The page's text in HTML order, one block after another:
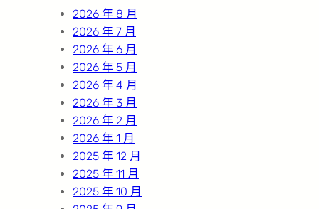
2026 年 8 月
2026 年 7 月
2026 年 6 月
2026 年 5 月
2026 年 4 月
2026 年 3 月
2026 年 2 月
2026 年 1 月
2025 年 12 月
2025 年 11 月
2025 年 10 月